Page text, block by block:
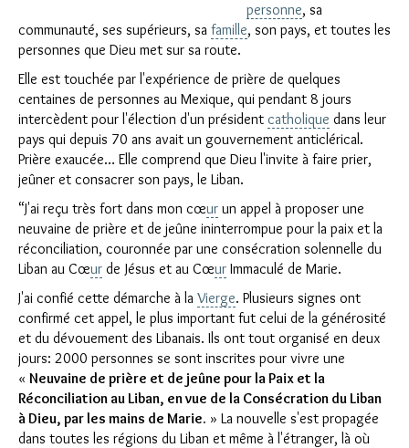
personne, sa
communauté, ses supérieurs, sa famille, son pays, et toutes les
personnes que Dieu met sur sa route.
Elle est touchée par l'expérience de prière de quelques
centaines de personnes au Mexique, qui pendant 8 jours
intercèdent pour l'élection d'un président catholique dans leur
pays qui depuis 70 ans avait un gouvernement anticlérical.
Prière exaucée… Elle comprend que Dieu l'invite à faire prier,
jeûner et consacrer son pays, le Liban.
“J'ai reçu très fort dans mon cœur un appel à proposer une
neuvaine de prière et de jeûne ininterrompue pour la paix et la
réconciliation, couronnée par une consécration solennelle du
Liban au Cœur de Jésus et au Cœur Immaculé de Marie.
J'ai confié cette démarche à la Vierge. Plusieurs signes ont
confirmé cet appel, le plus important fut celui de la générosité
et du dévouement des Libanais. Ils ont tout organisé en deux
jours: 2000 personnes se sont inscrites pour vivre une
« Neuvaine de prière et de jeûne pour la Paix et la
Réconciliation au Liban, en vue de la Consécration du Liban
à Dieu, par les mains de Marie. » La nouvelle s'est propagée
dans toutes les régions du Liban et même à l'étranger, là où